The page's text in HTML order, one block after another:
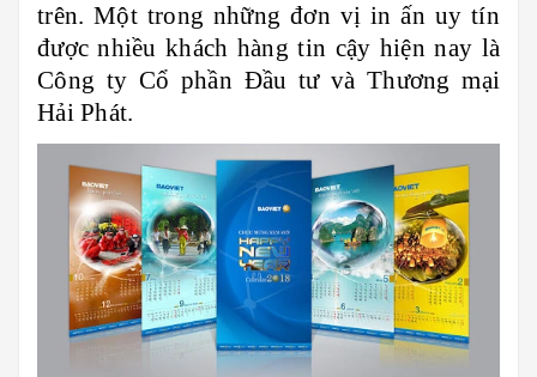
trên. Một trong những đơn vị in ấn uy tín
được nhiều khách hàng tin cậy hiện nay là
Công ty Cổ phần Đầu tư và Thương mại
Hải Phát.